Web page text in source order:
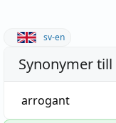
sv-en
Synonymer till
arrogant